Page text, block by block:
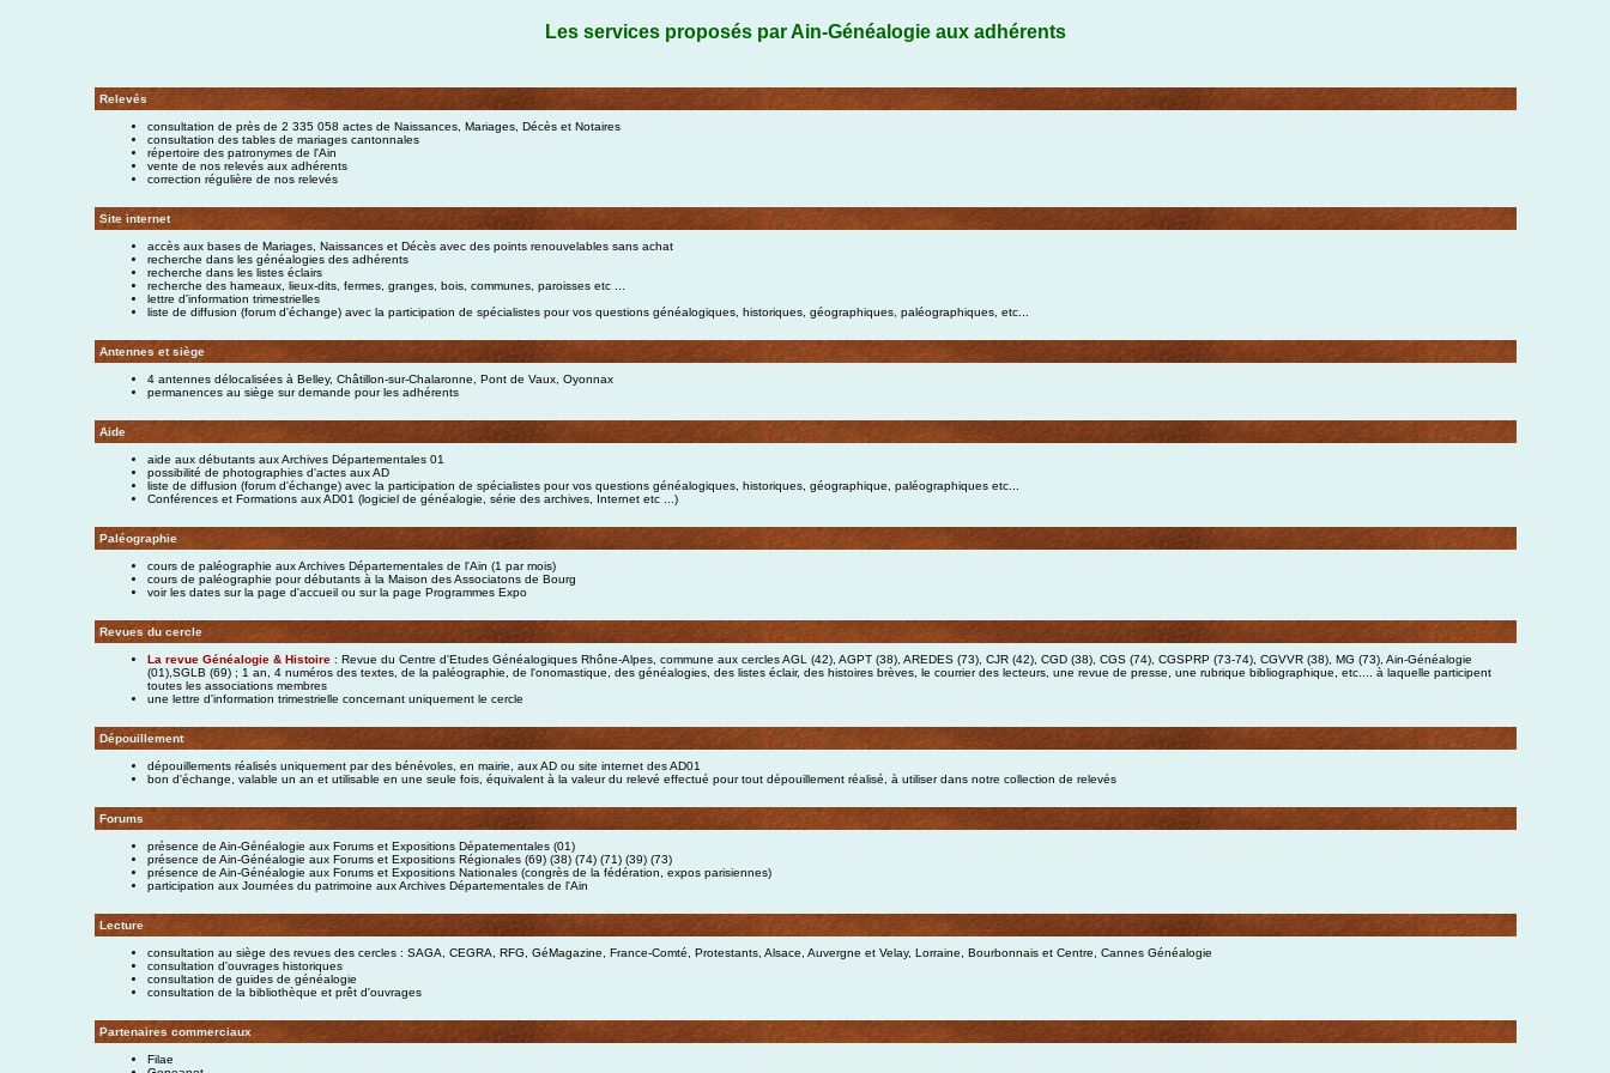
Les services proposés par Ain-Généalogie aux adhérents
Relevés
consultation de près de 2 335 058 actes de Naissances, Mariages, Décès et Notaires
consultation des tables de mariages cantonnales
répertoire des patronymes de l'Ain
vente de nos relevés aux adhérents
correction régulière de nos relevés
Site internet
accès aux bases de Mariages, Naissances et Décès avec des points renouvelables sans achat
recherche dans les généalogies des adhérents
recherche dans les listes éclairs
recherche des hameaux, lieux-dits, fermes, granges, bois, communes, paroisses etc ...
lettre d'information trimestrielles
liste de diffusion (forum d'échange) avec la participation de spécialistes pour vos questions généalogiques, historiques, géographiques, paléographiques, etc...
Antennes et siège
4 antennes délocalisées à Belley, Châtillon-sur-Chalaronne, Pont de Vaux, Oyonnax
permanences au siège sur demande pour les adhérents
Aide
aide aux débutants aux Archives Départementales 01
possibilité de photographies d'actes aux AD
liste de diffusion (forum d'échange) avec la participation de spécialistes pour vos questions généalogiques, historiques, géographique, paléographiques etc...
Conférences et Formations aux AD01 (logiciel de généalogie, série des archives, Internet etc ...)
Paléographie
cours de paléographie aux Archives Départementales de l'Ain (1 par mois)
cours de paléographie pour débutants à la Maison des Associatons de Bourg
voir les dates sur la page d'accueil ou sur la page Programmes Expo
Revues du cercle
La revue Généalogie & Histoire : Revue du Centre d'Etudes Généalogiques Rhône-Alpes, commune aux cercles AGL (42), AGPT (38), AREDES (73), CJR (42), CGD (38), CGS (74), CGSPRP (73-74), CGVVR (38), MG (73), Ain-Généalogie
(01),SGLB (69) ; 1 an, 4 numéros des textes, de la paléographie, de l'onomastique, des généalogies, des listes éclair, des histoires brèves, le courrier des lecteurs, une revue de presse, une rubrique bibliographique, etc.... à laquelle participent
toutes les associations membres
une lettre d'information trimestrielle concernant uniquement le cercle
Dépouillement
dépouillements réalisés uniquement par des bénévoles, en mairie, aux AD ou site internet des AD01
bon d'échange, valable un an et utilisable en une seule fois, équivalent à la valeur du relevé effectué pour tout dépouillement réalisé, à utiliser dans notre collection de relevés
Forums
présence de Ain-Généalogie aux Forums et Expositions Dépatementales (01)
présence de Ain-Généalogie aux Forums et Expositions Régionales (69) (38) (74) (71) (39) (73)
présence de Ain-Généalogie aux Forums et Expositions Nationales (congrès de la fédération, expos parisiennes)
participation aux Journées du patrimoine aux Archives Départementales de l'Ain
Lecture
consultation au siège des revues des cercles : SAGA, CEGRA, RFG, GéMagazine, France-Comté, Protestants, Alsace, Auvergne et Velay, Lorraine, Bourbonnais et Centre, Cannes Généalogie
consultation d'ouvrages historiques
consultation de guides de généalogie
consultation de la bibliothèque et prêt d'ouvrages
Partenaires commerciaux
Filae